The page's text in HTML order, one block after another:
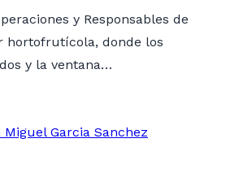
y Responsables de
hortofrutícola, donde los
y la ventana…